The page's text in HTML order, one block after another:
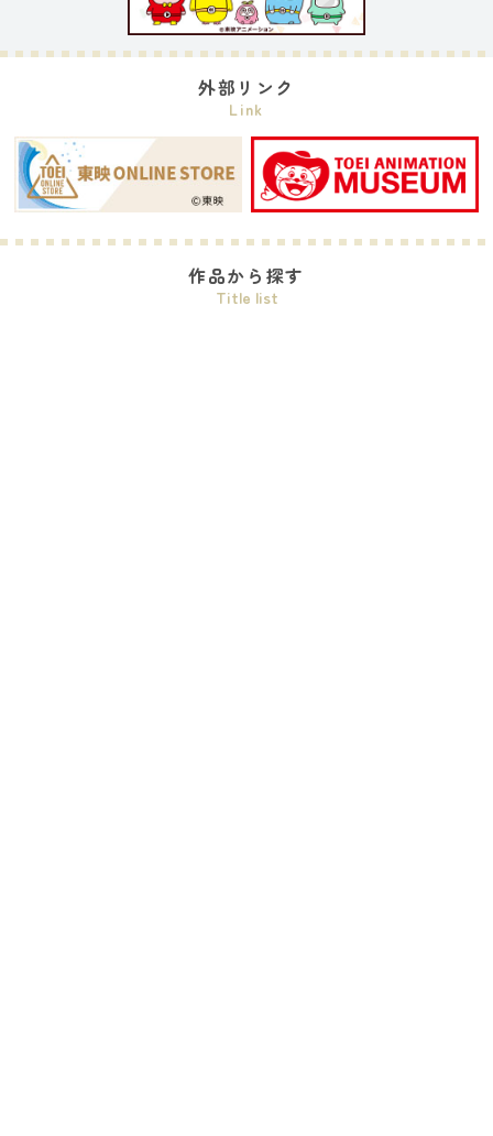
外部リンク
Link
作品から探す
Title list